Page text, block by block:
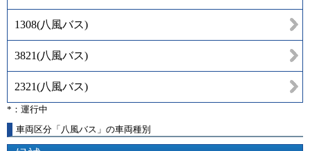
1308(八風バス)
3821(八風バス)
2321(八風バス)
*：運行中
車両区分「八風バス」の車両種別